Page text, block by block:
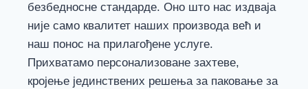
безбедносне стандарде. Оно што нас издваја
није само квалитет наших производа већ и
наш понос на прилагођене услуге.
Прихватамо персонализоване захтеве,
кројење јединствених решења за паковање за